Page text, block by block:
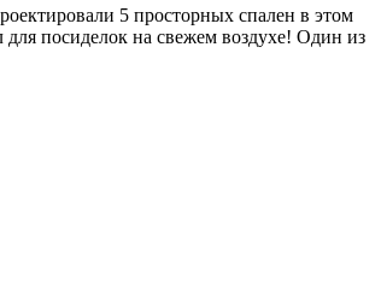
5 просторных спален в этом
посиделок на свежем воздухе! Один из